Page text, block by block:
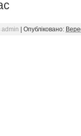
admin Опубліковано: